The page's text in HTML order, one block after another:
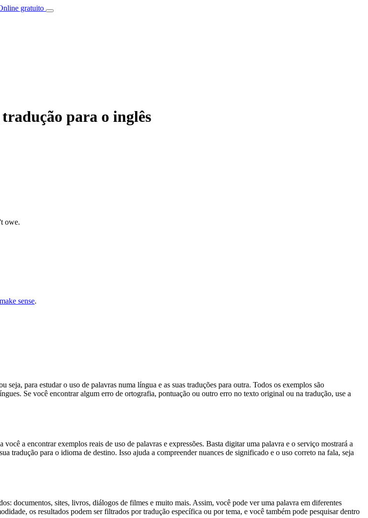
gratuito
para o inglês
owe.
make sense.
para estudar o uso de palavras numa língua e as suas traduções para outra. Todos os exemplos são
Se você encontrar algum erro de ortografia, pontuação ou outro erro no texto original ou na tradução, use a
a encontrar exemplos reais de uso de palavras e expressões. Basta digitar uma palavra e o serviço mostrará a
tradução para o idioma de destino. Isso ajuda a compreender nuances de significado e o uso correto na fala, seja
documentos, sites, livros, diálogos de filmes e muito mais. Assim, você pode ver uma palavra em diferentes
os resultados podem ser filtrados por tradução específica ou por tema, e você também pode pesquisar dentro